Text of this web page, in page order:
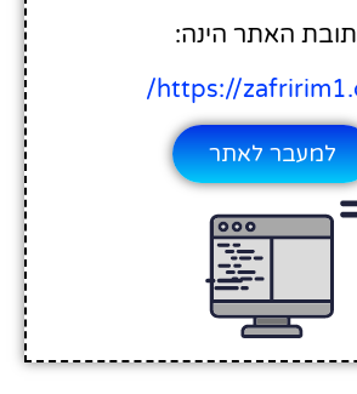
האתר הינה:
https://
למעבר לאתר